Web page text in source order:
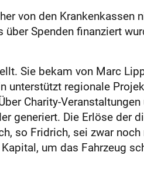
von den Krankenkassen
Spenden finanziert
Sie bekam von Marc
unterstützt regionale
Charity-Veranstaltungen
generiert. Die Erlöse der
so Fridrich, sei zwar
um das Fahrzeug